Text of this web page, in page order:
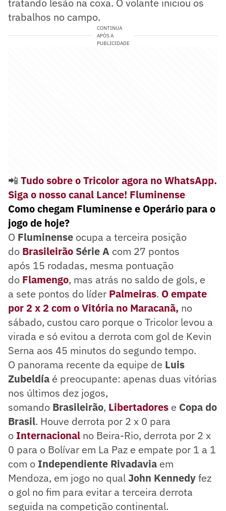
trabalhos no campo.
CONTINUA
APÓS A
PUBLICIDADE
📲 Tudo sobre o Tricolor agora no WhatsApp.
Siga o nosso canal Lance! Fluminense
Como chegam Fluminense e Operário para o
jogo de hoje?
O Fluminense ocupa a terceira posição
do Brasileirão Série A com 27 pontos
após 15 rodadas, mesma pontuação
do Flamengo, mas atrás no saldo de gols, e
a sete pontos do líder Palmeiras. O empate
por 2 x 2 com o Vitória no Maracanã, no
sábado, custou caro porque o Tricolor levou a
virada e só evitou a derrota com gol de Kevin
Serna aos 45 minutos do segundo tempo.
O panorama recente da equipe de Luis
Zubeldía é preocupante: apenas duas vitórias
nos últimos dez jogos,
somando Brasileirão, Libertadores e Copa do
Brasil. Houve derrota por 2 x 0 para
o Internacional no Beira-Rio, derrota por 2 x
0 para o Bolívar em La Paz e empate por 1 a 1
com o Independiente Rivadavia em
Mendoza, em jogo no qualJohn Kennedyfez
o gol no fim para evitar a terceira derrota
seguida na competição continental.